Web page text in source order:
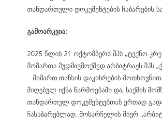
თანდართული დოკუმენტების ჩაბარების
გამოარკვია:
2025 წლის 21 ოქტომბერს შპს „ტექნო
მომართა მუდმივმოქმედ არბიტრაჟს შპს
მიმართ თანხის დაკისრების
მიღებულ იქნა წარმოებაში და, საქმის
თანდართულ დოკუმენტებთან ერთად
ჩასაბარებლად. მოსარჩელის მიერ